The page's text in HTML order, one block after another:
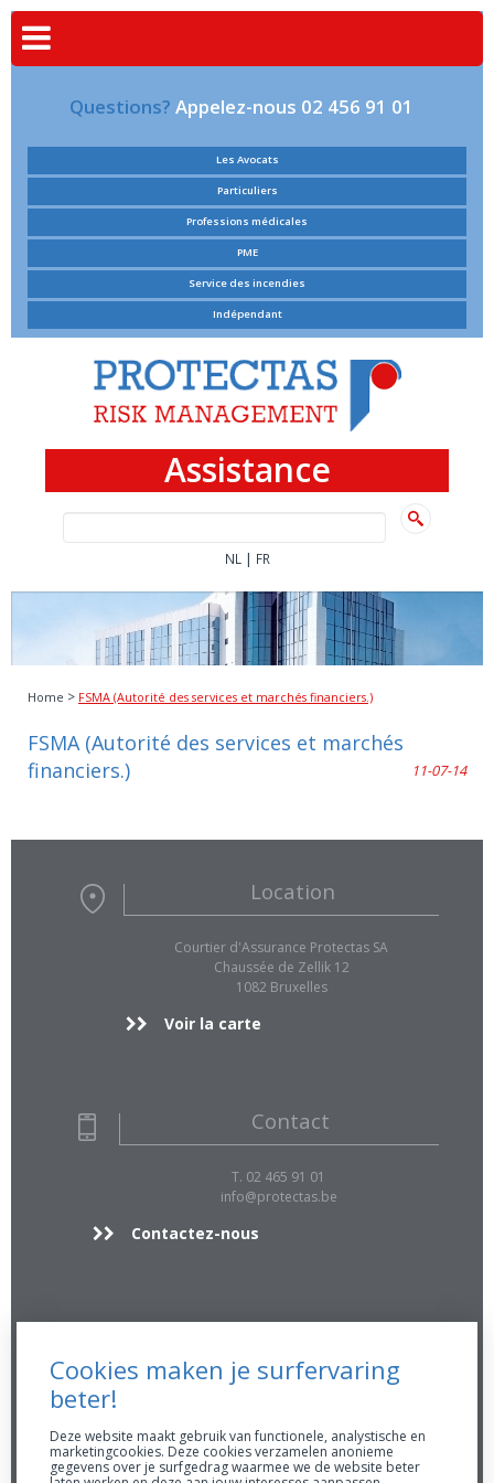
Questions? Appelez-nous 02 456 91 01
Les Avocats
Particuliers
Professions médicales
PME
Service des incendies
Indépendant
Assistance
NL | FR
Home > FSMA (Autorité des services et marchés financiers.)
FSMA (Autorité des services et marchés
financiers.)
11-07-14
Location
Courtier d'Assurance Protectas SA
Chaussée de Zellik 12
1082 Bruxelles
Voir la carte
Contact
T. 02 465 91 01
info@protectas.be
Contactez-nous
Info supp.
FSMA 16896 A
Conduite AssurMiFiD
Prendre rendez-vous
Cookies maken je surfervaring
beter!
Deze website maakt gebruik van functionele, analystische en
marketingcookies. Deze cookies verzamelen anonieme
gegevens over je surfgedrag waarmee we de website beter